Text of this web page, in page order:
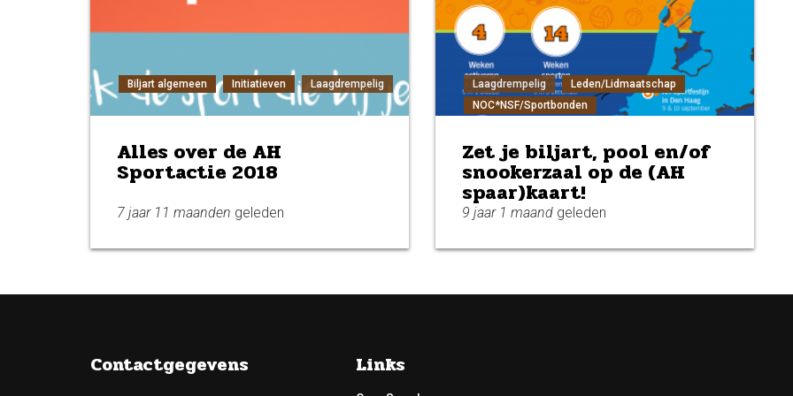
Biljart algemeen Initiatieven Laagdrempelig
Alles over de AH
Sportactie 2018
7 jaar 11 maanden geleden
Laagdrempelig
Leden/Lidmaatschap
NOC*NSF/Sportbonden
Zet je biljart, pool en/of
snookerzaal op de (AH
spaar)kaart!
9 jaar 1 maandgeleden
Contactgegevens Links